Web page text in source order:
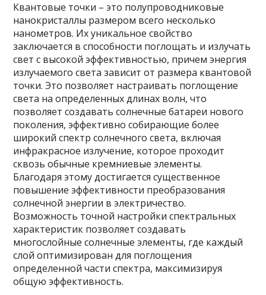
Квантовые точки – это полупроводниковые
нанокристаллы размером всего несколько
нанометров. Их уникальное свойство
заключается в способности поглощать и излучать
свет с высокой эффективностью, причем энергия
излучаемого света зависит от размера квантовой
точки. Это позволяет настраивать поглощение
света на определенных длинах волн, что
позволяет создавать солнечные батареи нового
поколения, эффективно собирающие более
широкий спектр солнечного света, включая
инфракрасное излучение, которое проходит
сквозь обычные кремниевые элементы.
Благодаря этому достигается существенное
повышение эффективности преобразования
солнечной энергии в электричество.
Возможность точной настройки спектральных
характеристик позволяет создавать
многослойные солнечные элементы, где каждый
слой оптимизирован для поглощения
определенной части спектра, максимизируя
общую эффективность.